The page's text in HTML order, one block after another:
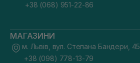
+38 (068) 951-22-86
МАГАЗИНИ
м. Львів, вул. Степана Бандери, 45
+38 (098) 778-13-79